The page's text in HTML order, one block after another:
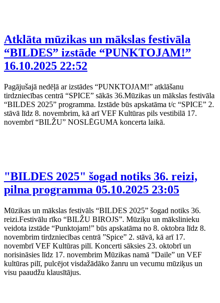
Atklāta mūzikas un mākslas festivāla
“BILDES” izstāde “PUNKTOJAM!”
16.10.2025 22:52
Pagājušajā nedēļā ar izstādes “PUNKTOJAM!” atklāšanu
tirdzniecības centrā “SPICE” sākās 36.Mūzikas un mākslas festivāla
“BILDES 2025” programma. Izstāde būs apskatāma t/c “SPICE” 2.
stāvā līdz 8. novembrim, kā arī VEF Kultūras pils vestibilā 17.
novembrī “BILŽU” NOSLĒGUMA koncerta laikā.
"BILDES 2025" šogad notiks 36. reizi,
pilna programma 05.10.2025 23:05
Mūzikas un mākslas festivāls “BILDES 2025” šogad notiks 36.
reizi.Festivālu rīko “BILŽU BIROJS”. Mūziķu un mākslinieku
veidota izstāde “Punktojam!” būs apskatāma no 8. oktobra līdz 8.
novembrim tirdzniecības centrā ”Spice” 2. stāvā, kā arī 17.
novembrī VEF Kultūras pilī. Koncerti sāksies 23. oktobrī un
norisināsies līdz 17. novembrim Mūzikas namā ”Daile” un VEF
kultūras pilī, pulcējot visdažādāko žanru un vecumu mūziķus un
visu paaudžu klausītājus.